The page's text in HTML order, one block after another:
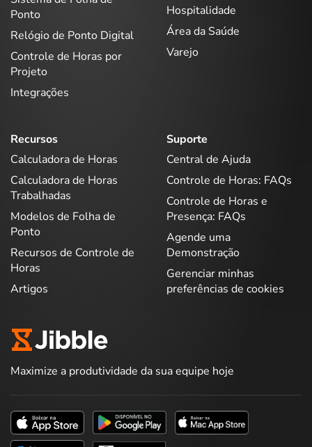
Ponto
Relógio de Ponto Digital
Controle de Horas por
Projeto
Integrações
Hospitalidade
Área da Saúde
Varejo
Recursos
Calculadora de Horas
Calculadora de Horas
Trabalhadas
Modelos de Folha de
Ponto
Recursos de Controle de
Horas
Artigos
Suporte
Central de Ajuda
Controle de Horas: FAQs
Controle de Horas e
Presença: FAQs
Agende uma
Demonstração
Gerenciar minhas
preferências de cookies
Maximize a produtividade da sua equipe hoje